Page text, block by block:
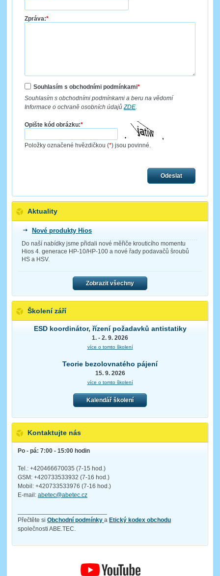
Zpráva:*
Souhlasím s obchodními podmínkami*
Souhlasím s obchodními podmínkami a beru na vědomí
Informace o ochraně osobních údajů ZDE
Opište kód obrázku:*
Položky označené hvězdičkou (*) jsou povinné.
Odeslat
Aktuality
Nové produkty Hios
Do naší nabídky jsme přidali nové měřiče krouticího momentu
Hios 4. generace HP-10/HP-100 a nové řady podavačů šroubů
HS a HSV.
Zobrazit všechny
Školení září
ESD koordinátor, řízení požadavků antistatiky
1. - 2. 9. 2026
více o tomto školení
Teorie bezolovnatého pájení
15. 9. 2026
více o tomto školení
Kalendář školení
Kontaktujte nás
Po - pá: 7:00 - 15:00 hodin
Tel.: +420466670035 (7-15 hod.)
GSM: +420733533932 (7-16 hod.)
Mobil: +420733533976 (7-16 hod.)
E-mail: abetec@abetec.cz
Přečtěte si Obchodní podmínky a Etický kodex obchodu
společnosti ABE.TEC.